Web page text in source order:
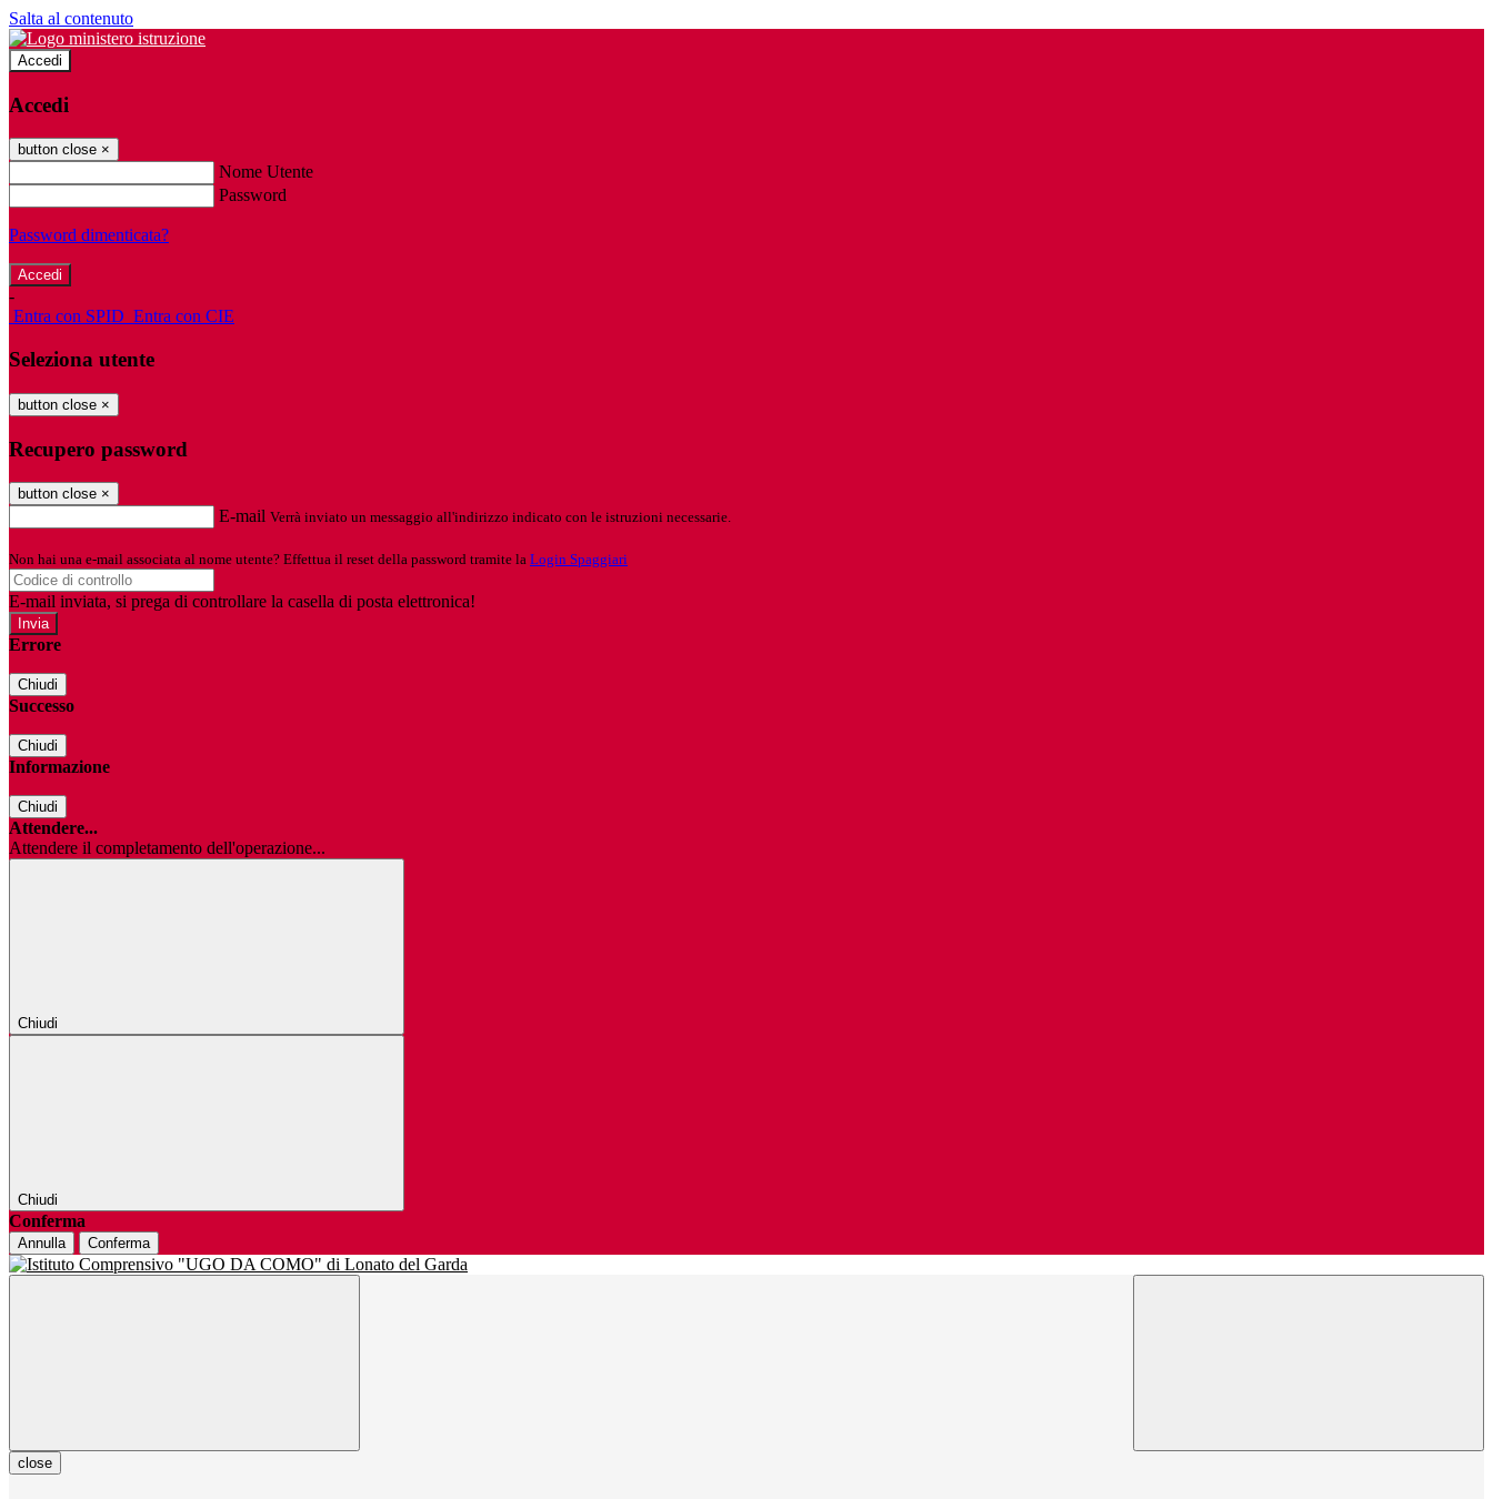
Salta al contenuto
Accedi
Accedi
button close ×
Nome Utente
Password
Password dimenticata?
-
Entra con SPID Entra con CIE
Seleziona utente
button close ×
Recupero password
button close ×
E-mail Verrà inviato un messaggio all'indirizzo indicato con le istruzioni necessarie.
Non hai una e-mail associata al nome utente? Effettua il reset della password tramite la Login Spaggiari
E-mail inviata, si prega di controllare la casella di posta elettronica!
Errore
Chiudi
Successo
Chiudi
Informazione
Chiudi
Attendere...
Attendere il completamento dell'operazione...
Chiudi
Chiudi
Conferma
Annulla Conferma
close